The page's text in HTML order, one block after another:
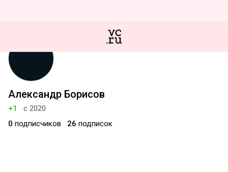
Александр Борисов
+1
с 2020
0 подписчиков 26 подписок